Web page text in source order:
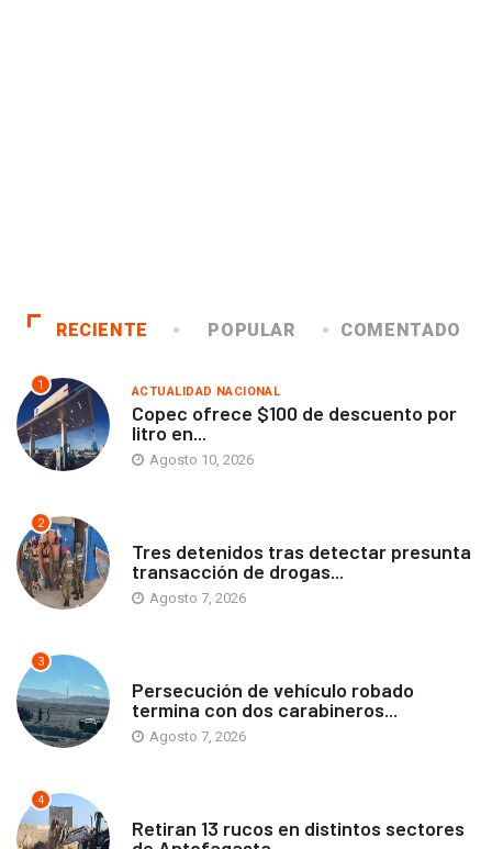
RECIENTE POPULAR COMENTADO
1 ACTUALIDAD NACIONAL
Copec ofrece $100 de descuento por
litro en...
Agosto 10, 2026
2
Tres detenidos tras detectar presunta
transacción de drogas...
Agosto 7, 2026
3
Persecución de vehículo robado
termina con dos carabineros...
Agosto 7, 2026
4
Retiran 13 rucos en distintos sectores